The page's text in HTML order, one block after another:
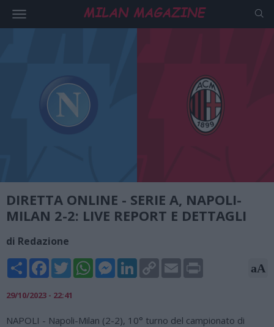
DIRETTA ONLINE - SERIE A, NAPOLI-
MILAN 2-2: LIVE REPORT E DETTAGLI
di Redazione
Share FacebookTwitterWhatsAppMessengerLinkedInCopy
Link
Email aA
29/10/2023 - 22:41
NAPOLI - Napoli-Milan (2-2), 10° turno del campionato di